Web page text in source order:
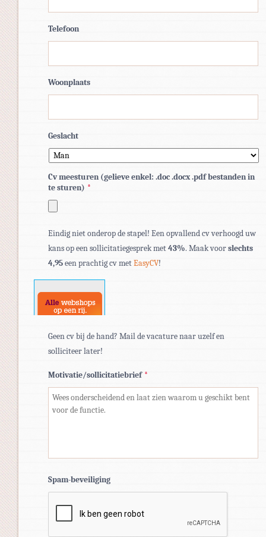
Telefoon
Woonplaats
Geslacht
Cv meesturen (gelieve enkel: .doc .docx .pdf bestanden in
te sturen) *
bestandstypen:
pdf,
doc,
docx.
Eindig niet onderop de stapel! Een opvallend cv verhoogd uw
kans op een sollicitatiegesprek met43%. Maak voorslechts
4,95een prachtig cv metEasyCV!
Geen cv bij de hand? Mail de vacature naar uzelf en
solliciteer later!
Motivatie/sollicitatiebrief *
Spam-beveiliging